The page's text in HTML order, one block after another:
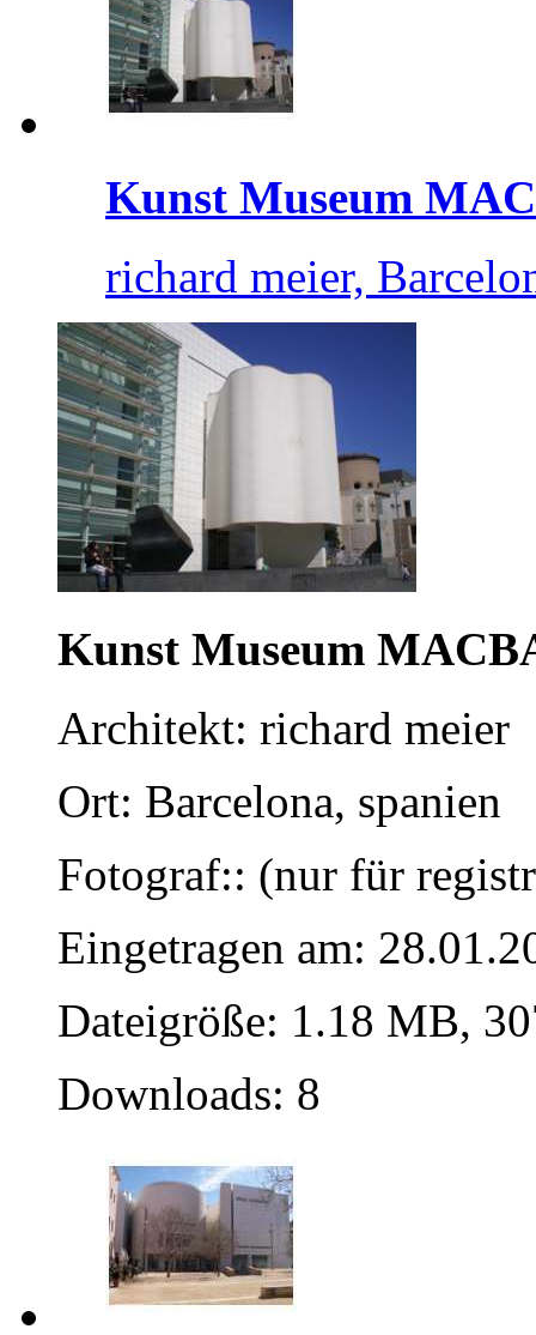
Kunst Museum
richard meier,
Kunst Museum
Architekt: richard meier
Ort: Barcelona, spanien
Fotograf:: (nur für
Eingetragen am:
Dateigröße: 1.18 MB,
Downloads: 8